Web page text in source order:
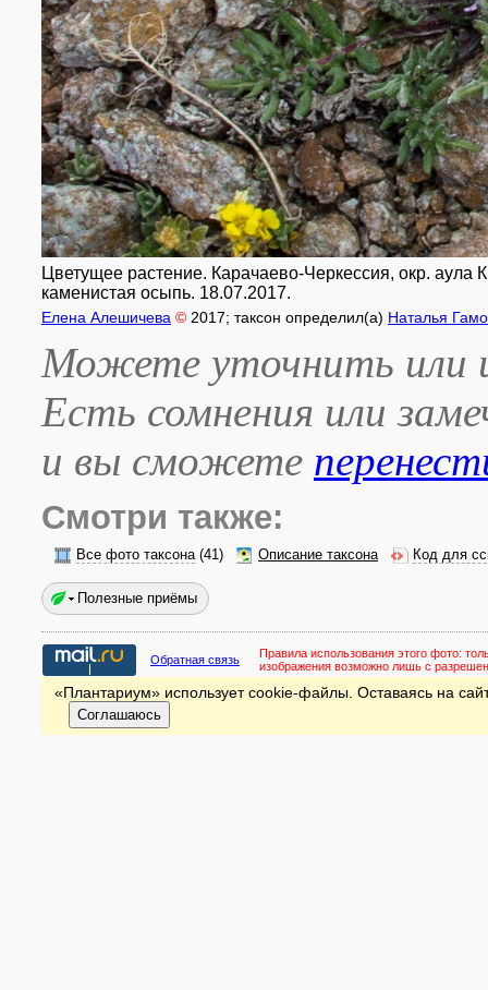
Цветущее растение. Карачаево-Черкессия, окр.
каменистая осыпь. 18.07.2017.
Елена Алешичева © 2017; таксон определил(а) Наталья
Можете уточнить или
Есть сомнения или
и вы сможете
Смотри также:
Все фото таксона(41) Описание таксона Код для
Полезные приёмы
Обратная связь Правила использования этого фото:
изображения возможно лишь с
«Плантариум» использует cookie-файлы. Оставаясь на
Соглашаюсь